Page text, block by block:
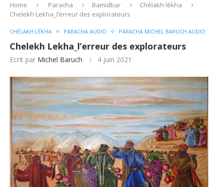
Home Paracha Bamidbar
Chélakh lékha
Chelekh Lekha_l’erreur des explorateurs
CHÉLAKH LÉKHA PARACHA AUDIO PARACHA MICHEL BARUCH AUDIO
Chelekh Lekha_l’erreur des explorateurs
Ecrit par Michel Baruch 4 juin 2021